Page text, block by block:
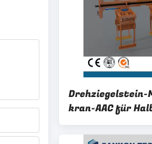
Drehziegelstein-
kran-AAC für